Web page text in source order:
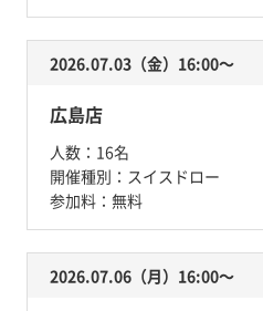
2026.07.03（金）16:00〜
広島店
人数： 16名
開催種別： スイスドロー
参加料： 無料
2026.07.06（月）16:00〜